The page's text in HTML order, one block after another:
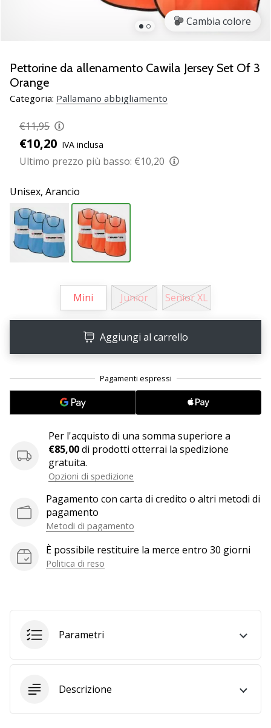
da
pallamano
PUMA
Accelerate
SQD
5!
Conosci
tecnici
e
valuta
se
vale
•
Tempo di lettura: 1 min.
Diventa
brand
ambassador
WePlayHandball
sei
fanatico
dell'handball
come
noi?
Unisciti
a
noi
tutti gli
articoli
Cambia colore
Pettorine da allenamento Cawila Jersey Set Of 3
Orange
Categoria: Pallamano abbigliamento
€11,95
€10,20 IVA inclusa
Ultimo prezzo più basso: €10,20
Unisex, Arancio
Mini Junior Senior XL
Aggiungi al carrello
Per l'acquisto di una somma superiore a
€85,00di prodotti otterrai la spedizione
gratuita.
Opzioni di spedizione
Pagamento con carta di credito o altri metodi di
pagamento
Metodi di pagamento
È possibile restituire la merce entro 30 giorni
Politica di reso
Parametri
Descrizione